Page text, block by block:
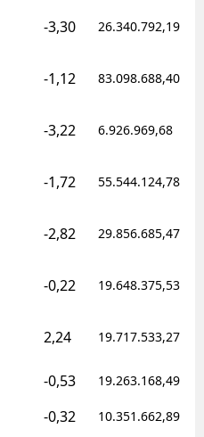
-3,30 26.340.792,19
-1,12 83.098.688,40
-3,22 6.926.969,68
-1,72 55.544.124,78
-2,82 29.856.685,47
-0,22 19.648.375,53
2,24 19.717.533,27
-0,53 19.263.168,49
-0,32 10.351.662,89